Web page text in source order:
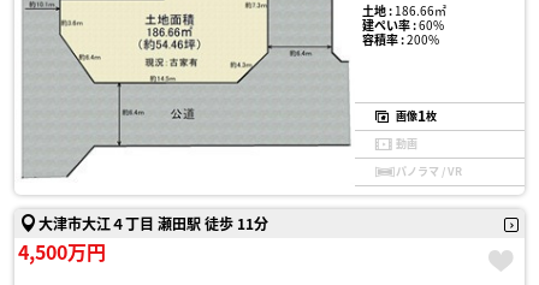
土地 :186.66㎡
建ぺい率 :60%
容積率 :200%
画像1枚
動画
パノラマ / VR
大津市大江４丁目 瀬田駅 徒歩 11分
4,500万円